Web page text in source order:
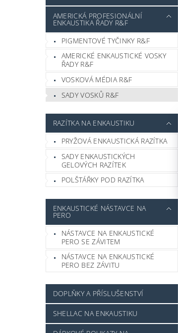
AMERICKÁ PROFESIONÁLNÍ
ENKAUSTIKA ŘADY R&F
PIGMENTOVÉ TYČINKY R&F
AMERICKÉ ENKAUSTICKÉ VOSKY
ŘADY R&F
VOSKOVÁ MÉDIA R&F
SADY VOSKŮ R&F
RAZÍTKA NA ENKAUSTIKU
PRYŽOVÁ ENKAUSTICKÁ RAZÍTKA
SADY ENKAUSTICKÝCH
GELOVÝCH RAZÍTEK
POLŠTÁŘKY POD RAZÍTKA
ENKAUSTICKÉ NÁSTAVCE NA
PERO
NÁSTAVCE NA ENKAUSTICKÉ
PERO SE ZÁVITEM
NÁSTAVCE NA ENKAUSTICKÉ
PERO BEZ ZÁVITU
DOPLŇKY A PŘÍSLUŠENSTVÍ
SHELLAC NA ENKAUSTIKU